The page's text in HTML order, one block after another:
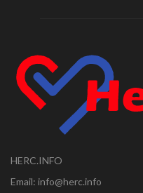
HERC.INFO
Email: info@herc.info